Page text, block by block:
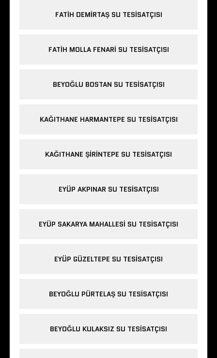
FATIH DEMIRTAŞ SU TESISATÇISI
FATIH MOLLA FENARI SU TESISATÇISI
BEYOĞLU BOSTAN SU TESISATÇISI
KAĞITHANE HARMANTEPE SU TESISATÇISI
KAĞITHANE ŞIRINTEPE SU TESISATÇISI
EYÜP AKPINAR SU TESISATÇISI
EYÜP SAKARYA MAHALLESI SU TESISATÇISI
EYÜP GÜZELTEPE SU TESISATÇISI
BEYOĞLU PÜRTELAŞ SU TESISATÇISI
BEYOĞLU KULAKSIZ SU TESISATÇISI